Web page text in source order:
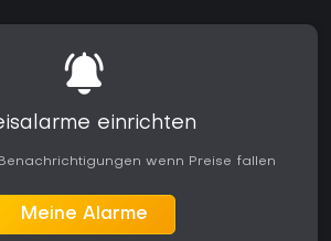
einrichten
wenn Preise fallen
Meine Alarme